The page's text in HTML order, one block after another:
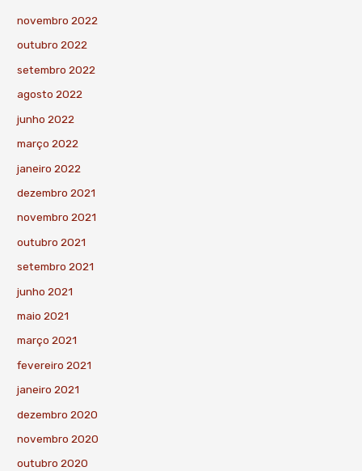
novembro 2022
outubro 2022
setembro 2022
agosto 2022
junho 2022
março 2022
janeiro 2022
dezembro 2021
novembro 2021
outubro 2021
setembro 2021
junho 2021
maio 2021
março 2021
fevereiro 2021
janeiro 2021
dezembro 2020
novembro 2020
outubro 2020